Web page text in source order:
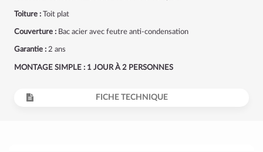
Toiture : Toit plat
Couverture : Bac acier avec feutre anti-condensation
Garantie : 2 ans
MONTAGE SIMPLE : 1 JOUR À 2 PERSONNES
FICHE TECHNIQUE